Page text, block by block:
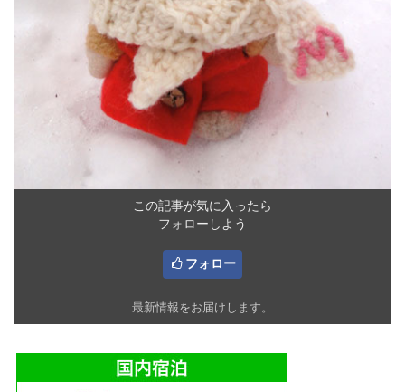
この記事が気に入ったら
フォローしよう
フォロー
最新情報をお届けします。